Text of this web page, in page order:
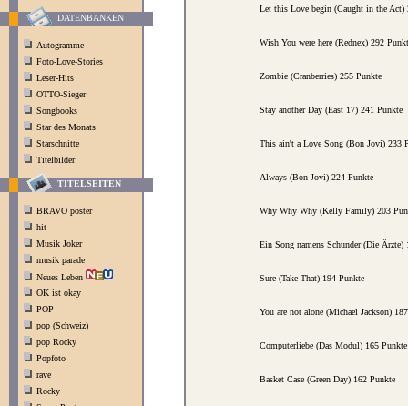
DATENBANKEN
Autogramme
Foto-Love-Stories
Leser-Hits
OTTO-Sieger
Songbooks
Star des Monats
Starschnitte
Titelbilder
TITELSEITEN
BRAVO poster
hit
Musik Joker
musik parade
Neues Leben
OK ist okay
POP
pop (Schweiz)
pop Rocky
Popfoto
rave
Rocky
Let this Love begin (Caught in the Act)
Wish You were here (Rednex) 292
Zombie (Cranberries) 255 Punkte
Stay another Day (East 17) 241 Punkte
This ain't a Love Song (Bon Jovi) 233
Always (Bon Jovi) 224 Punkte
Why Why Why (Kelly Family) 203
Ein Song namens Schunder (Die Ärzte)
Sure (Take That) 194 Punkte
You are not alone (Michael Jackson)
Computerliebe (Das Modul) 165 Punkte
Basket Case (Green Day) 162 Punkte